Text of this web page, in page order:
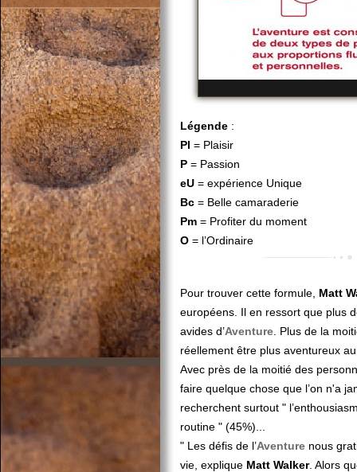
Légende :
Pl = Plaisir
P = Passion
eU = expérience Unique
Bc = Belle camaraderie
Pm = Profiter du moment
O = l’Ordinaire
Pour trouver cette formule, Matt
européens. Il en ressort que plus
avides d’Aventure . Plus de la
réellement être plus aventureux
Avec près de la moitié des
faire quelque chose que l’on n'a
recherchent surtout "
routine " (45%)...
" Les défis de l’Aventure nous
vie, explique Matt Walker. Alors